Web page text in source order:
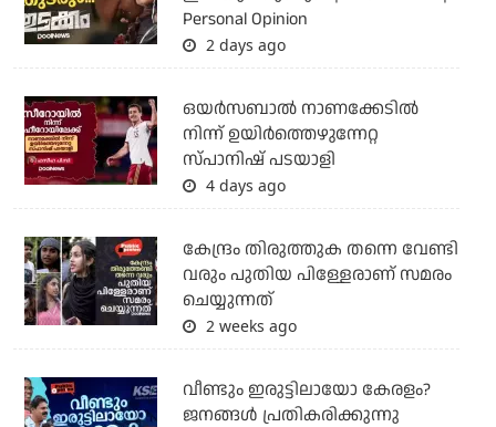
Personal Opinion
2 days ago
ഒയര്‍സബാൽ നാണക്കേടിൽ
നിന്ന് ഉയിർത്തെഴുന്നേറ്റ
സ്പാനിഷ് പടയാളി
4 days ago
കേന്ദ്രം തിരുത്തുക തന്നെ വേണ്ടി
വരും പുതിയ പിള്ളേരാണ് സമരം
ചെയ്യുന്നത്
2 weeks ago
വീണ്ടും ഇരുട്ടിലായോ കേരളം?
ജനങ്ങൾ പ്രതികരിക്കുന്നു